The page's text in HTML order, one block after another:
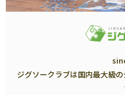
ジグソークラブは国内最大級